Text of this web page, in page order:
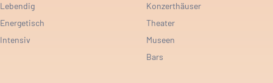
Lebendig
Energetisch
Intensiv
Konzerthäuser
Theater
Museen
Bars